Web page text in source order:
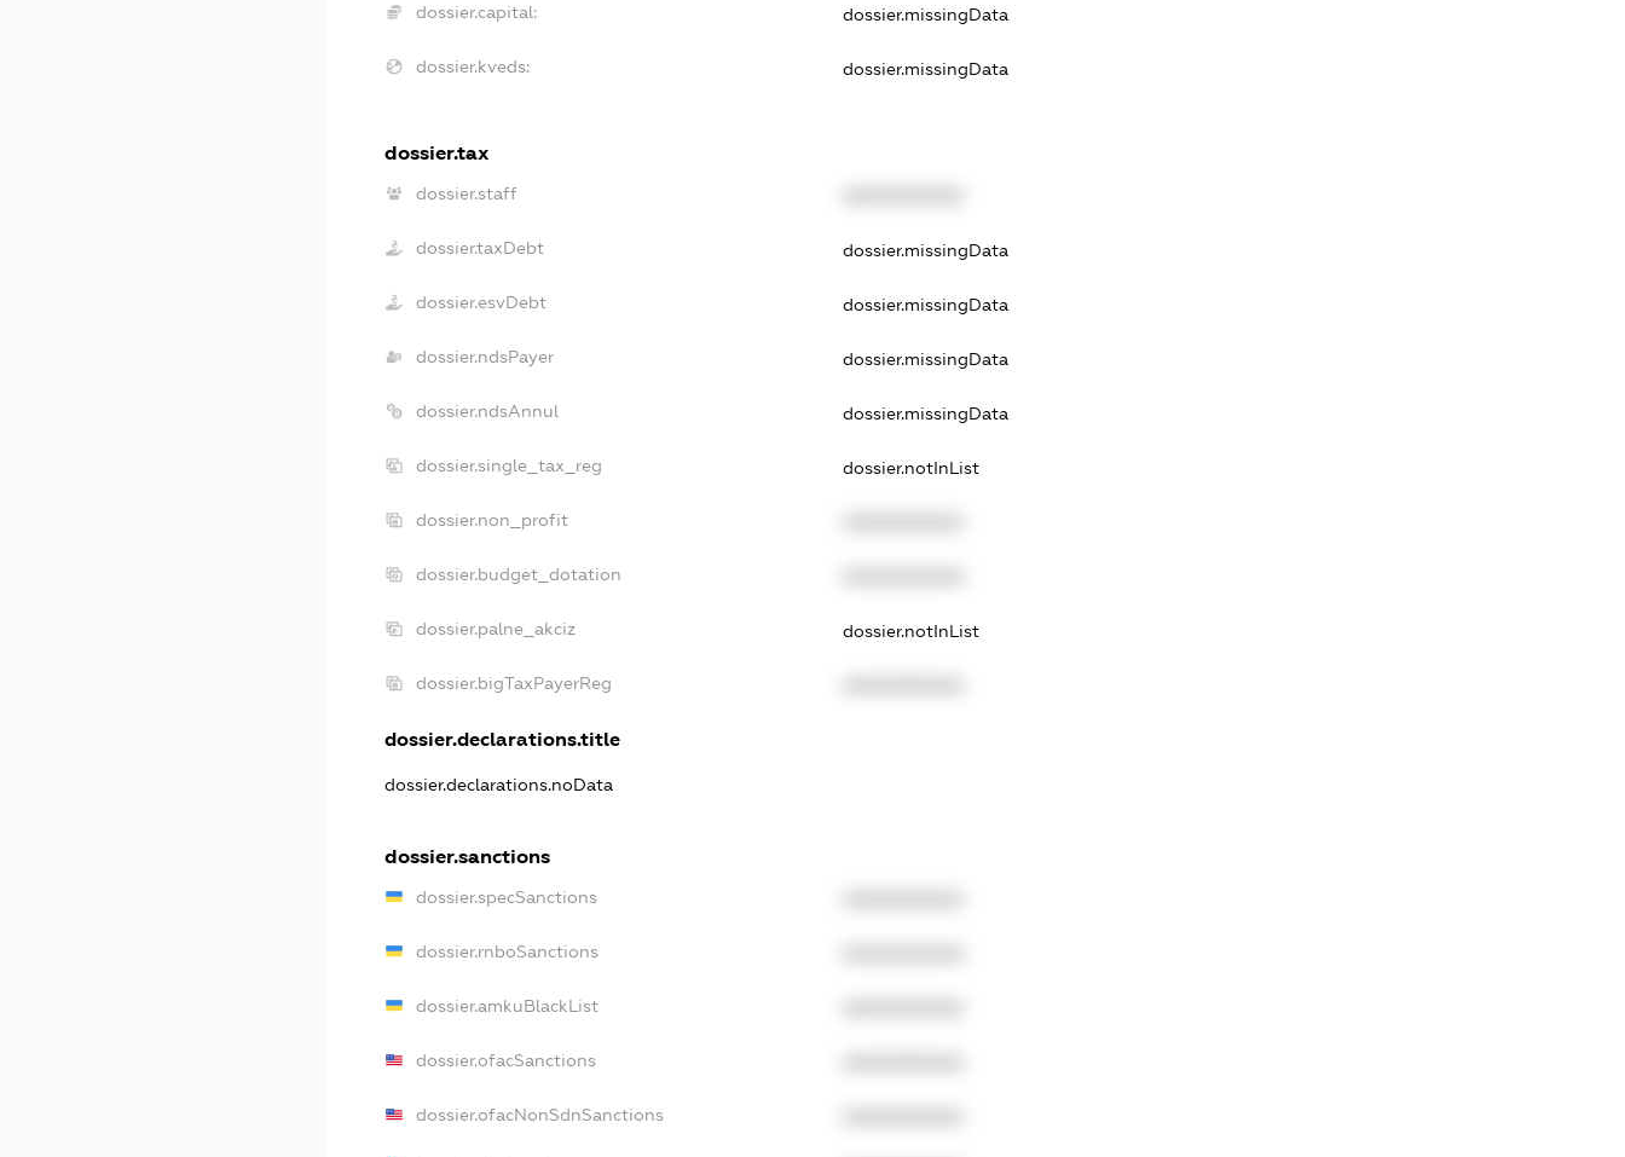
dossier.capital: dossier.missingData
dossier.kveds: dossier.missingData
dossier.tax
dossier.staff
dossier.taxDebt dossier.missingData
dossier.esvDebt dossier.missingData
dossier.ndsPayer dossier.missingData
dossier.ndsAnnul dossier.missingData
dossier.single_tax_reg dossier.notInList
dossier.non_profit
dossier.budget_dotation
dossier.palne_akciz dossier.notInList
dossier.bigTaxPayerReg
dossier.declarations.title
dossier.declarations.noData
dossier.sanctions
dossier.specSanctions
dossier.rnboSanctions
dossier.amkuBlackList
dossier.ofacSanctions
dossier.ofacNonSdnSanctions